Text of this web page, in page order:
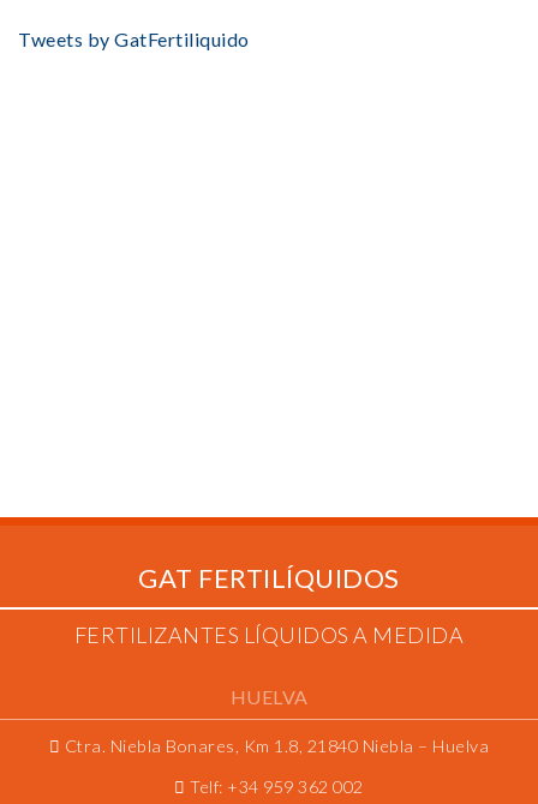
Tweets by GatFertiliquido
GAT FERTILÍQUIDOS
FERTILIZANTES LÍQUIDOS A MEDIDA
HUELVA
Ctra. Niebla Bonares, Km 1.8, 21840 Niebla – Huelva
Telf: +34 959 362 002